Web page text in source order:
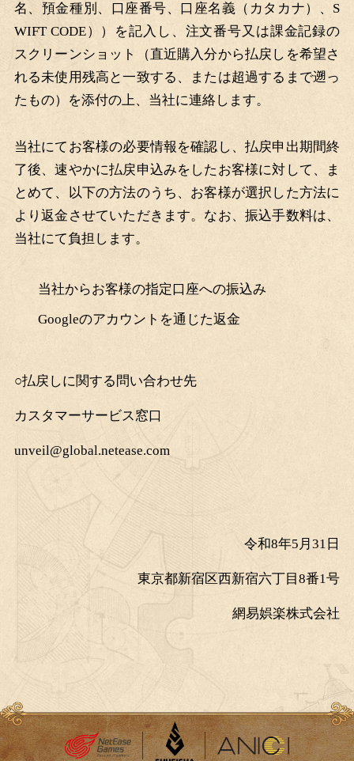
名、預金種別、口座番号、口座名義（カタカナ）、S
WIFT CODE））を記入し、注文番号又は課金記録の
スクリーンショット（直近購入分から払戻しを希望さ
れる未使用残高と一致する、または超過するまで遡っ
たもの）を添付の上、当社に連絡します。
当社にてお客様の必要情報を確認し、払戻申出期間終
了後、速やかに払戻申込みをしたお客様に対して、ま
とめて、以下の方法のうち、お客様が選択した方法に
より返金させていただきます。なお、振込手数料は、
当社にて負担します。
当社からお客様の指定口座への振込み
Googleのアカウントを通じた返金
○払戻しに関する問い合わせ先
カスタマーサービス窓口
unveil@global.netease.com
令和8年5月31日
東京都新宿区西新宿六丁目8番1号
網易娯楽株式会社